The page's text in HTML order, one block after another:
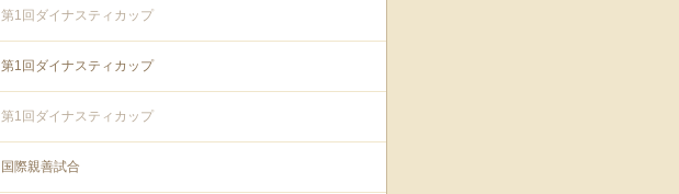
第1回ダイナスティカップ
第1回ダイナスティカップ
第1回ダイナスティカップ
国際親善試合